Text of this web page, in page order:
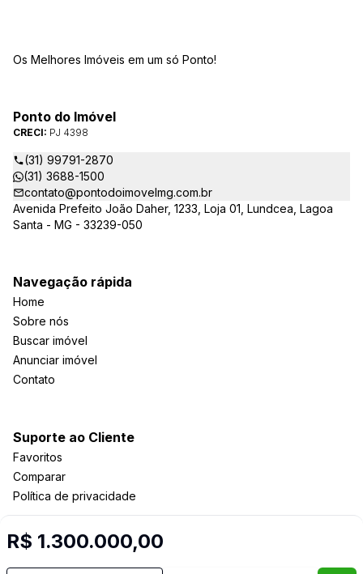
R$ 1.300.000,00
Os Melhores Imóveis em um só Ponto!
Ponto do Imóvel
CRECI: PJ 4398
(31) 99791-2870
(31) 3688-1500
contato@pontodoimovelmg.com.br
Avenida Prefeito João Daher, 1233, Loja 01, Lundcea, Lagoa
Santa - MG - 33239-050
Navegação rápida
Home
Sobre nós
Buscar imóvel
Anunciar imóvel
Contato
Suporte ao Cliente
Favoritos
Comparar
Política de privacidade